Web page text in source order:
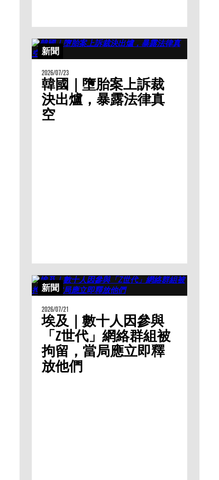
新聞
2026/07/23
韓國｜墮胎案上訴裁
決出爐，暴露法律真
空
新聞
2026/07/21
埃及｜數十人因參與
「Z世代」網絡群組被
拘留，當局應立即釋
放他們